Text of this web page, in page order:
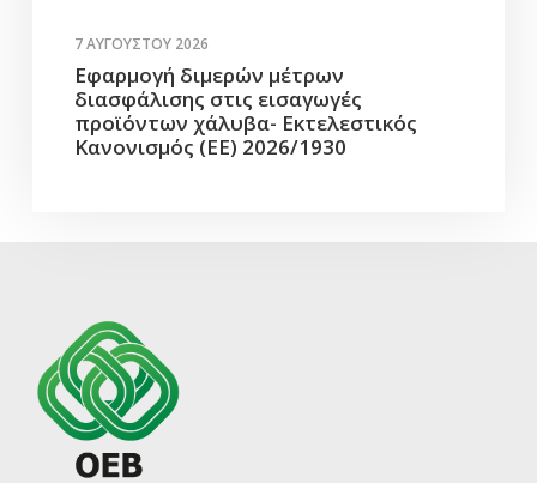
7 ΑΥΓΟΎΣΤΟΥ 2026
Εφαρμογή διμερών μέτρων
διασφάλισης στις εισαγωγές
προϊόντων χάλυβα- Εκτελεστικός
Κανονισμός (ΕΕ) 2026/1930